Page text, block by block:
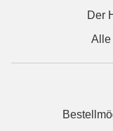
Der
Alle